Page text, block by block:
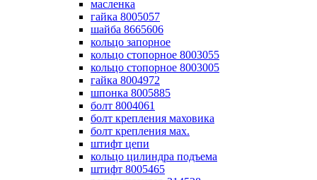
масленка
гайка 8005057
шайба 8665606
кольцо запорное
кольцо стопорное 8003055
кольцо стопорное 8003005
гайка 8004972
шпонка 8005885
болт 8004061
болт крепления маховика
болт крепления мах.
штифт цепи
кольцо цилиндра подъема
штифт 8005465